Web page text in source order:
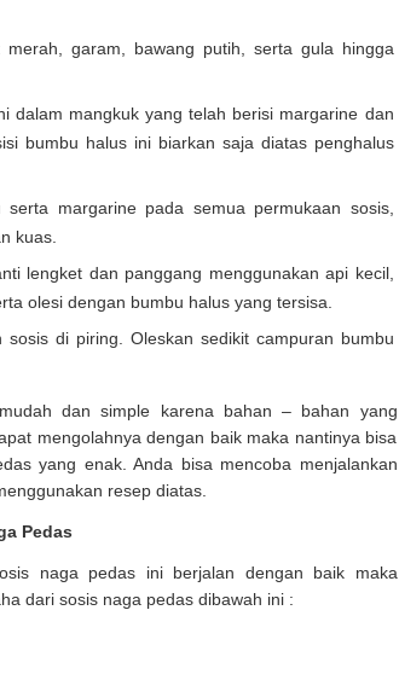
merah, garam, bawang putih, serta gula hingga
dalam mangkuk yang telah berisi margarine dan
bumbu halus ini biarkan saja diatas penghalus
margarine pada semua permukaan sosis,
kuas.
lengket dan panggang menggunakan api kecil,
olesi dengan bumbu halus yang tersisa.
di piring. Oleskan sedikit campuran bumbu
dan simple karena bahan – bahan yang
mengolahnya dengan baik maka nantinya bisa
yang enak. Anda bisa mencoba menjalankan
resep diatas.
Pedas
naga pedas ini berjalan dengan baik maka
dari sosis naga pedas dibawah ini :